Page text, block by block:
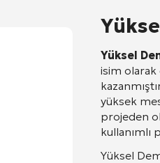
Yüksel
isim olarak
kazanmıştır
yüksek
projeden
kullanımlı
Yüksel